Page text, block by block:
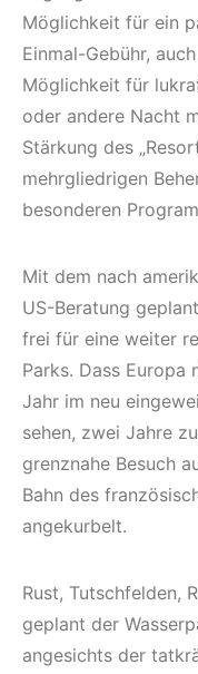
Möglichkeit für ein
Einmal-Gebühr,
Möglichkeit für
oder andere Nacht
Stärkung des
mehrgliedrigen
besonderen
Mit dem nach
US-Beratung
frei für eine weiter
Parks. Dass Europa
Jahr im neu
sehen, zwei Jahre
grenznahe Besuch
Bahn des
angekurbelt.
Rust, Tutschfelden,
geplant der
angesichts der